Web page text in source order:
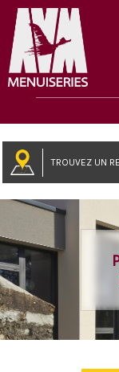
TROUVEZ UN